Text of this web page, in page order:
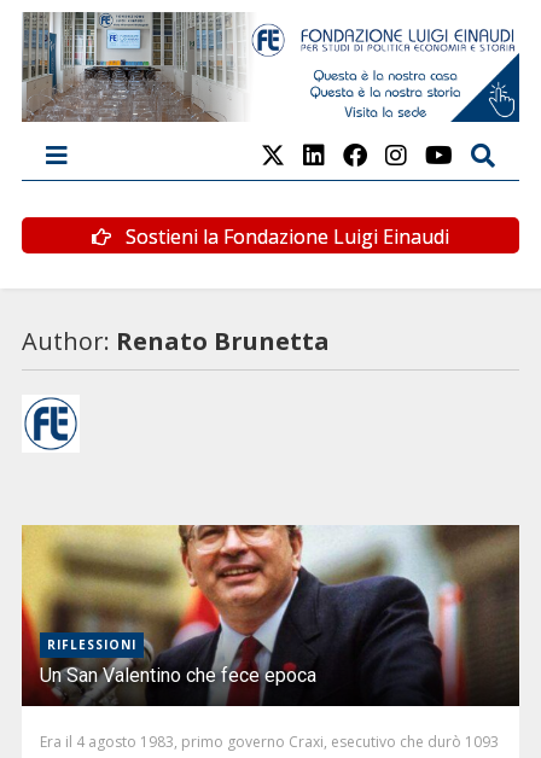
Sostieni la Fondazione Luigi Einaudi
Author: Renato Brunetta
RIFLESSIONI
Un San Valentino che fece epoca
Era il 4 agosto 1983, primo governo Craxi, esecutivo che durò 1093